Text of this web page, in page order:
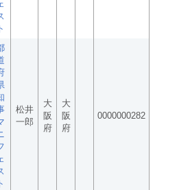
松井
一郎
大
阪
府
大
阪
府
0000000282